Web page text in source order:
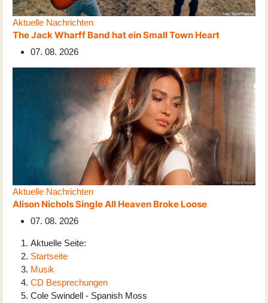
Aktuelle Nachrichten
The Jack Wharff Band hat ein Small Town Heart
07. 08. 2026
Aktuelle Nachrichten
Alison Nichols Single All Heaven Broke Loose
07. 08. 2026
Aktuelle Seite:
Startseite
Musik
CD Besprechungen
Cole Swindell - Spanish Moss